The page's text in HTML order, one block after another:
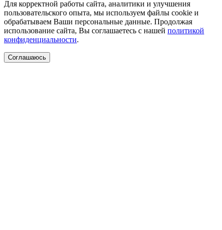
Для корректной работы сайта, аналитики и улучшения
пользовательского опыта, мы используем файлы cookie и
обрабатываем Ваши персональные данные. Продолжая
использование сайта, Вы соглашаетесь с нашей политикой
конфиденциальности.
Соглашаюсь